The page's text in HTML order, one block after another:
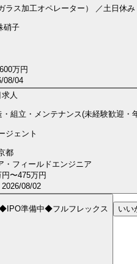
ラス加工オペレーター） ／土日休み
硝子
万円
08/04
人
組立・メンテナンス(未経験歓迎・
ジェント
都
・フィールドエンジニア
〜475万円
2026/08/02
準備中◆フルフレックス いい